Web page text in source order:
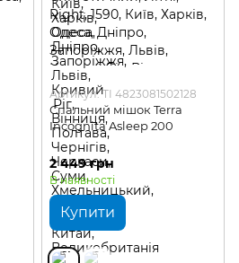
Артикул: TI 4823081502128
Спальний мішок Terra
Incognita Asleep 200
2 449 грн
В наявності
Купити